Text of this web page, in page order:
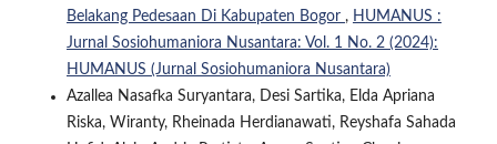
Belakang Pedesaan Di Kabupaten Bogor , HUMANUS :
Jurnal Sosiohumaniora Nusantara: Vol. 1 No. 2 (2024):
HUMANUS (Jurnal Sosiohumaniora Nusantara)
Azallea Nasafka Suryantara, Desi Sartika, Elda Apriana
Riska, Wiranty, Rheinada Herdianawati, Reyshafa Sahada